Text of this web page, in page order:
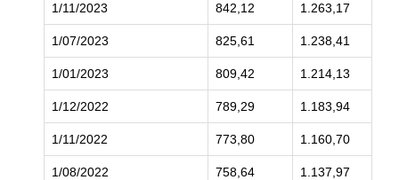
1/11/2023 842,12 1.263,17
1/07/2023 825,61 1.238,41
1/01/2023 809,42 1.214,13
1/12/2022 789,29 1.183,94
1/11/2022 773,80 1.160,70
1/08/2022 758,64 1.137,97